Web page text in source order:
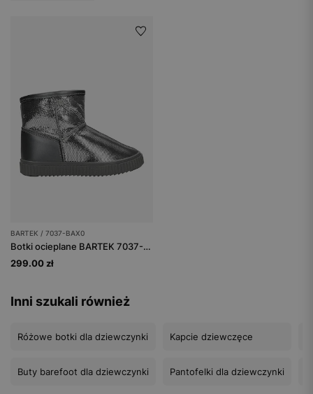
BARTEK / 7037-BAX0
Botki ocieplane BARTEK 7037-BAX0, dla dziewcząt, srebrny
299.00 zł
Inni szukali również
Różowe botki dla dziewczynki
Buty barefoot dla dziewczynki
Kapcie dziewczęce
Pantofelki dla dziewczynki